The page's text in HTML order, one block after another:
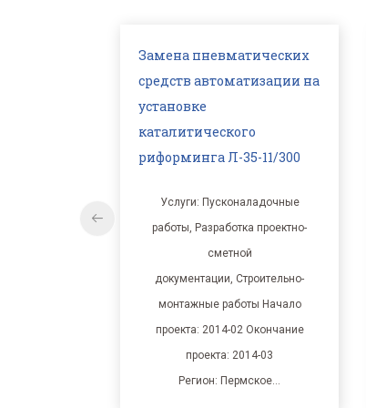
Выполнение строительно-
монтажных и
пусконаладочных работ
АСУТП и КИПиА насосная
16Б, тит.4044 Комплекса
крекинга-2
Услуги: Пусконаладочные
работы, Строительно-монтажные
работы Начало проекта: 2014-07
Окончание проекта: 2014-10
Регион: Кстовское ТПУ
Клиент: ООО…